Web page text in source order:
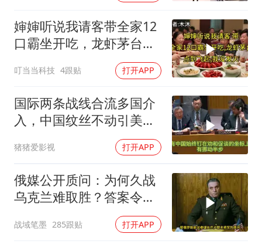
婶婶听说我请客带全家12
口霸坐开吃，龙虾茅台点
叮当当科技 4跟贴 打开APP
国际两条战线合流多国介
入，中国纹丝不动引美方
猪猪爱影视 打开APP
俄媒公开质问：为何久战
乌克兰难取胜？答案令人
战域笔墨 285跟贴 打开APP